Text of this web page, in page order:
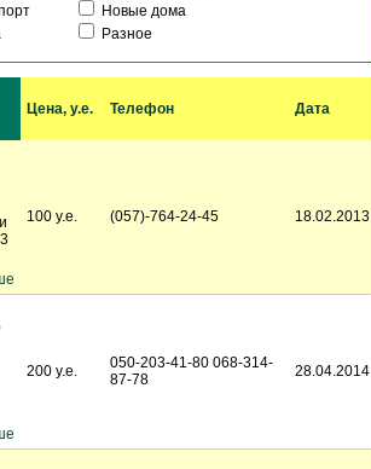
Новые дома
Разное
Цена, у.е.
Телефон Дата
100 у.е. (057)-764-24-45 18.02.2013
200 у.е.
050-203-41-80 068-314-
87-78
28.04.2014